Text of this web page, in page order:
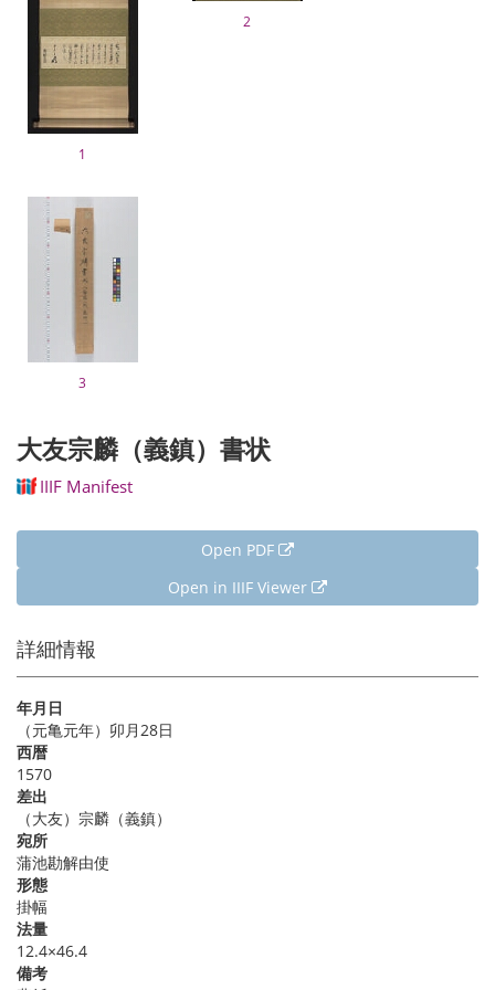
1
2
3
大友宗麟（義鎮）書状
IIIF Manifest
Open PDF
Open in IIIF Viewer
詳細情報
年月日
（元亀元年）卯月28日
西暦
1570
差出
（大友）宗麟（義鎮）
宛所
蒲池勘解由使
形態
掛幅
法量
12.4×46.4
備考